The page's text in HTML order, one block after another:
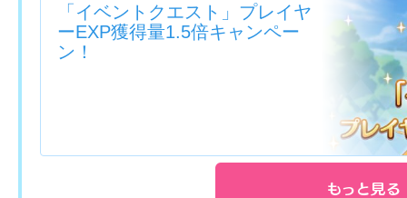
「イベントクエスト」プレイヤ
ーEXP獲得量1.5倍キャンペー
ン！